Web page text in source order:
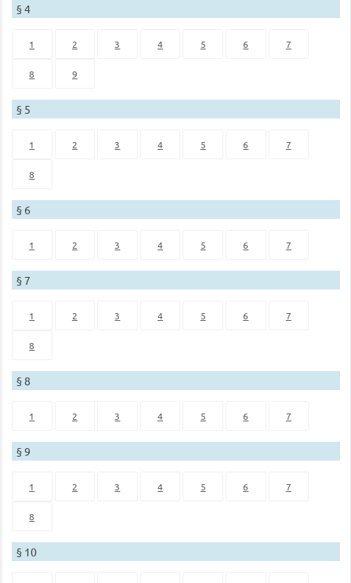
§ 4
1 2 3 4 5 6 7
8 9
§ 5
1 2 3 4 5 6 7
8
§ 6
1 2 3 4 5 6 7
§ 7
1 2 3 4 5 6 7
8
§ 8
1 2 3 4 5 6 7
§ 9
1 2 3 4 5 6 7
8
§ 10